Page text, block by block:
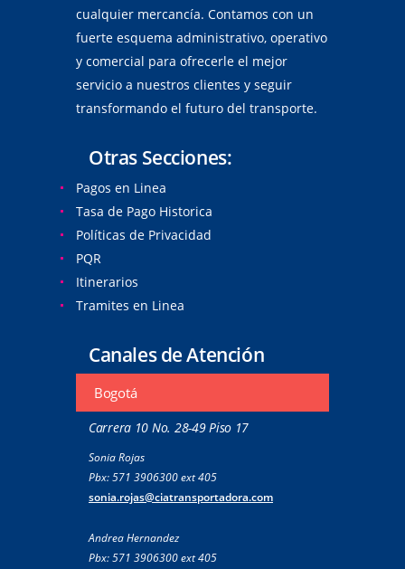
cualquier mercancía. Contamos con un
fuerte esquema administrativo, operativo
y comercial para ofrecerle el mejor
servicio a nuestros clientes y seguir
transformando el futuro del transporte.
Otras Secciones:
Pagos en Linea
Tasa de Pago Historica
Políticas de Privacidad
PQR
Itinerarios
Tramites en Linea
Canales de Atención
Bogotá
Carrera 10 No. 28-49 Piso 17
Sonia Rojas
Pbx: 571 3906300 ext 405
sonia.rojas@ciatransportadora.com
Andrea Hernandez
Pbx: 571 3906300 ext 405